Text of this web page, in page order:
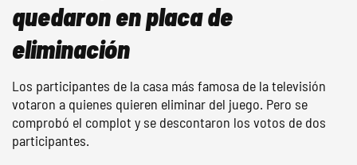
quedaron en placa de
eliminación
Los participantes de la casa más famosa de la televisión
votaron a quienes quieren eliminar del juego. Pero se
comprobó el complot y se descontaron los votos de dos
participantes.